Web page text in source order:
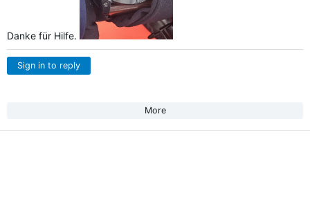
Danke für Hilfe.
Sign in to reply
More